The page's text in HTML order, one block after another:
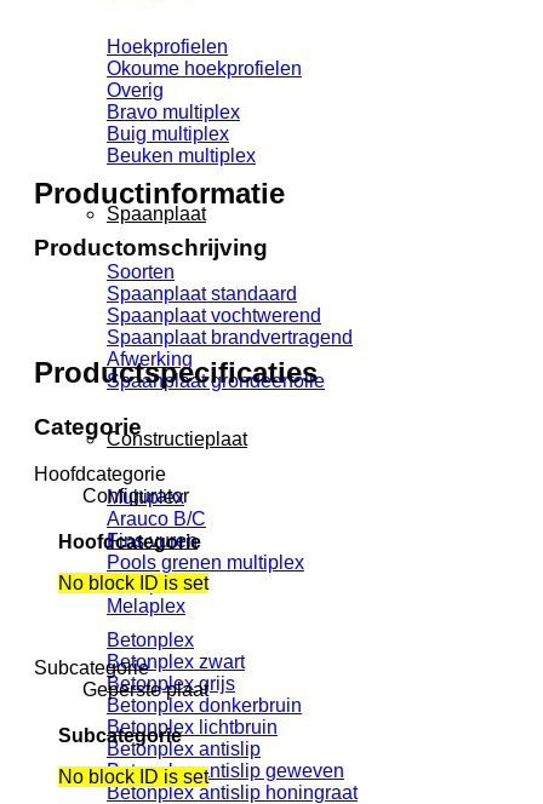
Hoekprofielen
Okoume hoekprofielen
Overig
Bravo multiplex
Buig multiplex
Beuken multiplex
Spaanplaat
Soorten
Spaanplaat standaard
Spaanplaat vochtwerend
Spaanplaat brandvertragend
Afwerking
Spaanplaat grondeerfolie
Constructieplaat
Multiplex
Arauco B/C
Fins vuren
Pools grenen multiplex
Melaplex
Melaplex
Betonplex
Betonplex zwart
Betonplex grijs
Betonplex donkerbruin
Betonplex lichtbruin
Betonplex antislip
Betonplex antislip geweven
Betonplex antislip honingraat
Productinformatie
Productomschrijving
Productspecificaties
Categorie
Hoofdcategorie
Configurator
Hoofdcategorie
No block ID is set
Subcategorie
Geperste plaat
Subcategorie
No block ID is set